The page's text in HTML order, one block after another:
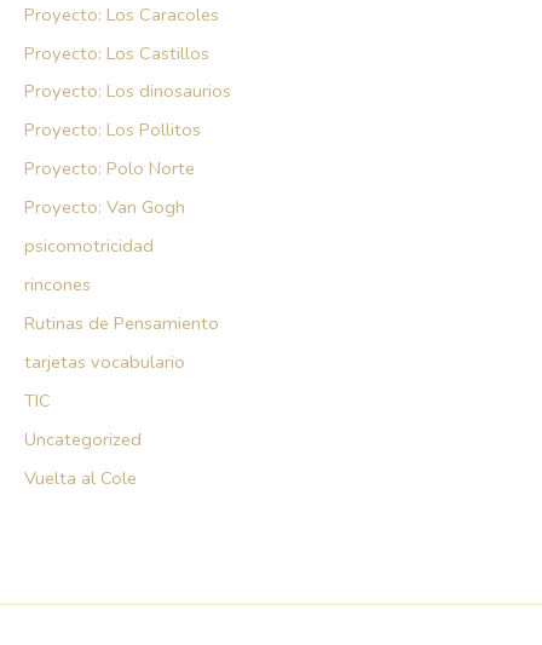
Proyecto: Los Caracoles
Proyecto: Los Castillos
Proyecto: Los dinosaurios
Proyecto: Los Pollitos
Proyecto: Polo Norte
Proyecto: Van Gogh
psicomotricidad
rincones
Rutinas de Pensamiento
tarjetas vocabulario
TIC
Uncategorized
Vuelta al Cole